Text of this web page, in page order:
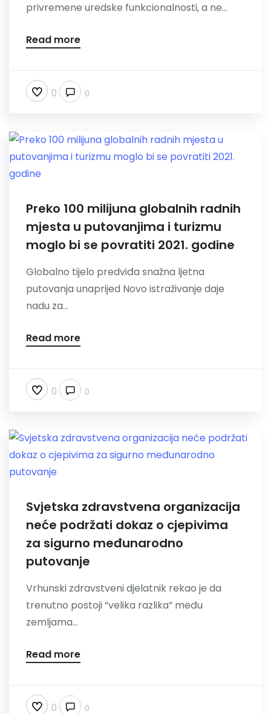
privremene uredske funkcionalnosti, a ne...
Read more
0 0
Preko 100 milijuna globalnih radnih
mjesta u putovanjima i turizmu
moglo bi se povratiti 2021. godine
Globalno tijelo predviđa snažna ljetna
putovanja unaprijed Novo istraživanje daje
nadu za...
Read more
0 0
Svjetska zdravstvena organizacija
neće podržati dokaz o cjepivima
za sigurno međunarodno
putovanje
Vrhunski zdravstveni djelatnik rekao je da
trenutno postoji “velika razlika” među
zemljama...
Read more
0 0